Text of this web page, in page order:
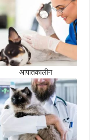
आपातकालीन